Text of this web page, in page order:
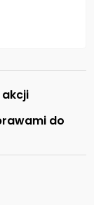
do